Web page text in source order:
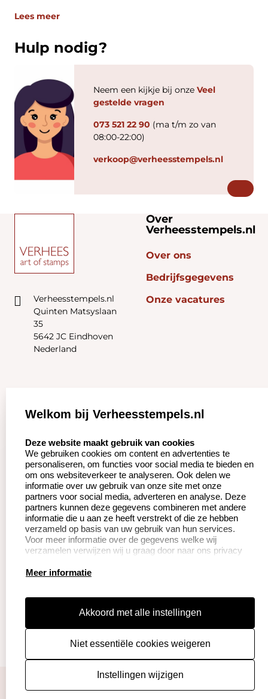
Lees meer
Hulp nodig?
Neem een kijkje bij onze Veel
gestelde vragen
073 521 22 90 (ma t/m zo van
08:00-22:00)
verkoop@verheesstempels.nl
Verheesstempels.nl
Quinten Matsyslaan
35
5642 JC Eindhoven
Nederland
Over
Verheesstempels.nl
Over ons
Bedrijfsgegevens
Onze vacatures
Zakelijk:
Betaling &
Verzending
Wederverkoper
worden
Klantenservice:
Veel gestelde vragen
Herroepingsrecht
Retourneren
Productinformatie:
Instructie voor
Aanleverspecificaties
Safety Sheets
algemene voorwaarden
disclaimer
Cookies resetten
Welkom bij Verheesstempels.nl
Deze website maakt gebruik van cookies
We gebruiken cookies om content en advertenties te
personaliseren, om functies voor social media te bieden en
om ons websiteverkeer te analyseren. Ook delen we
informatie over uw gebruik van onze site met onze
partners voor social media, adverteren en analyse. Deze
partners kunnen deze gegevens combineren met andere
informatie die u aan ze heeft verstrekt of die ze hebben
verzameld op basis van uw gebruik van hun services.
Voor meer informatie over de gegevens welke wij
verzamelen verwijzen wij u graag door naar ons privacy
Meer informatie
Akkoord met alle instellingen
Niet essentiële cookies weigeren
Instellingen wijzigen